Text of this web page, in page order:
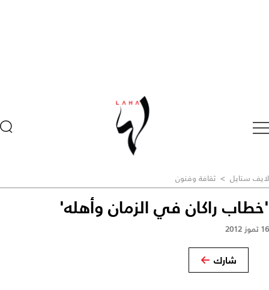
لايف ستايل > ثقافة وفنون
'خطاب راكان في الزمان وأهله'
16 تموز 2012
شارك